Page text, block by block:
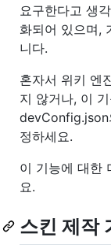
요구한다고 생
화되어 있으며,
니다.
혼자서 위키 엔
지 않거나, 이
devConfig.json
정하세요.
이 기능에 대한
요.
스킨 제작